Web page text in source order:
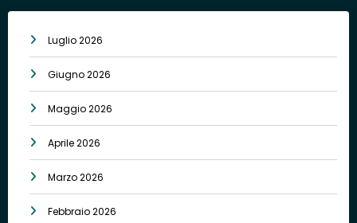
Luglio 2026
Giugno 2026
Maggio 2026
Aprile 2026
Marzo 2026
Febbraio 2026